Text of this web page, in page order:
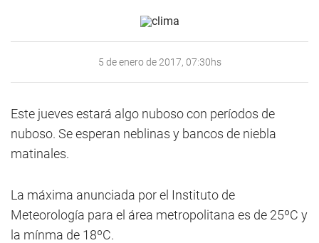
5 de enero de 2017, 07:30hs
Este jueves estará algo nuboso con períodos de
nuboso. Se esperan neblinas y bancos de niebla
matinales.
La máxima anunciada por el Instituto de
Meteorología para el área metropolitana es de 25ºC y
la mínma de 18ºC.